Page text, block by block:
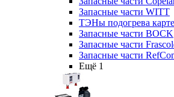
Запасные части WITT
ТЭНы подогрева
Запасные части BOCK
Запасные части
Запасные части
Ещё 1